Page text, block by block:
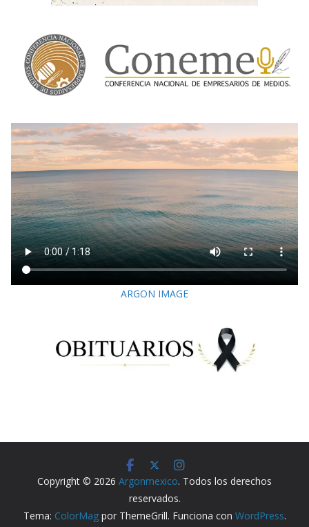
ARGON IMAGE
Copyright © 2026 Argonmexico. Todos los derechos
reservados.
Tema: ColorMagpor ThemeGrill. Funciona con WordPress.